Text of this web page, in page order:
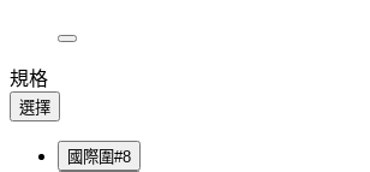
規格
選擇
國際圍#8